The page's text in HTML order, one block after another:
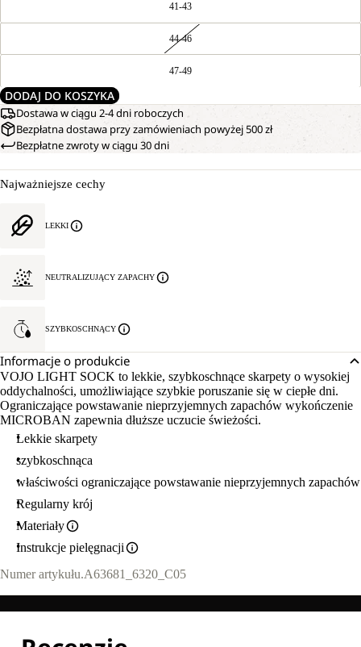
41-43
44-46
47-49
DODAJ DO KOSZYKA
Dostawa w ciągu 2-4 dni roboczych
Bezpłatna dostawa przy zamówieniach powyżej 500 zł
Bezpłatne zwroty w ciągu 30 dni
Najważniejsze cechy
LEKKI
NEUTRALIZUJĄCY ZAPACHY
SZYBKOSCHNĄCY
Informacje o produkcie
VOJO LIGHT SOCK to lekkie, szybkoschnące skarpety o wysokiej
oddychalności, umożliwiające szybkie poruszanie się w ciepłe dni.
Ograniczające powstawanie nieprzyjemnych zapachów wykończenie
MICROBAN zapewnia dłuższe uczucie świeżości.
Lekkie skarpety
szybkoschnąca
właściwości ograniczające powstawanie nieprzyjemnych zapachów
Regularny krój
Materiały
Instrukcje pielęgnacji
Numer artykułu.A63681_6320_C05